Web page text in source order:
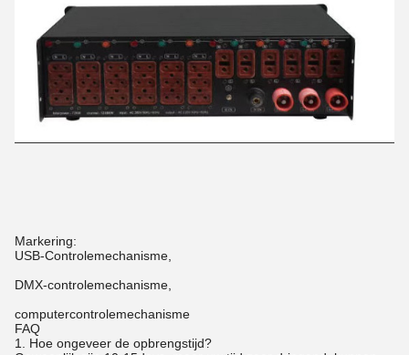
Markering:
USB-Controlemechanisme,
DMX-controlemechanisme,
computercontrolemechanisme
FAQ
1. Hoe ongeveer de opbrengstijd?